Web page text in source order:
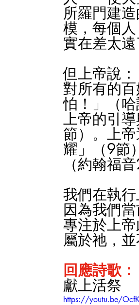
所羅門建
模，每個
實在差太遠
但上帝說
對所有的
怕！」（
上帝的引
節）。上
耀」（9節
（約翰福
我們在執
因為我們
專注於上
屬於祂，
回應詩歌：
獻上活祭
https://youtu.be/